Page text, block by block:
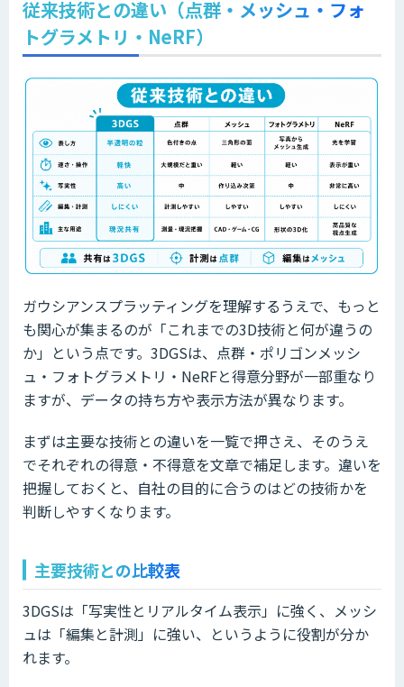
従来技術との違い（点群・メッシュ・フォ
トグラメトリ・NeRF）
ガウシアンスプラッティングを理解するうえで、もっと
も関心が集まるのが「これまでの3D技術と何が違うの
か」という点です。3DGSは、点群・ポリゴンメッシ
ュ・フォトグラメトリ・NeRFと得意分野が一部重なり
ますが、データの持ち方や表示方法が異なります。
まずは主要な技術との違いを一覧で押さえ、そのうえ
でそれぞれの得意・不得意を文章で補足します。違いを
把握しておくと、自社の目的に合うのはどの技術かを
判断しやすくなります。
主要技術との比較表
3DGSは「写実性とリアルタイム表示」に強く、メッシ
ュは「編集と計測」に強い、というように役割が分か
れます。